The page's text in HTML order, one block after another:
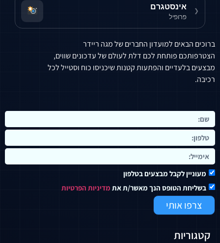
ברוכים הבאים למועדון החברים של מגה ריידר
הצטרפותכם פותחת לכם דלת לעולם של עדכונים שווים,
מבצעים בלעדיים והפתעות קטנות שיכניסו כוח וסטייל לכל
רכיבה.
מעוניין לקבל מבצעים בטלפון
בשליחת הטופס הנך מאשר/ת את מדיניות הפרטיות
צרפו אותי
קטגוריות
❮ אינסטגרם
פרופיל